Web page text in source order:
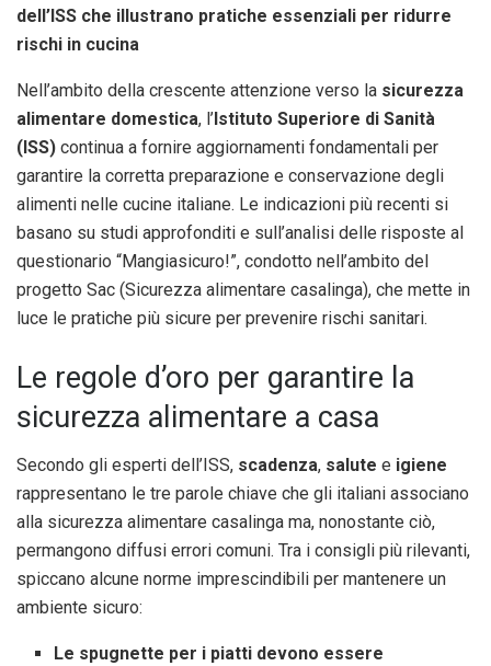
dell’ISS che illustrano pratiche essenziali per ridurre
rischi in cucina
Nell’ambito della crescente attenzione verso la sicurezza
alimentare domestica, l’ Istituto Superiore di Sanità
(ISS) continua a fornire aggiornamenti fondamentali per
garantire la corretta preparazione e conservazione degli
alimenti nelle cucine italiane. Le indicazioni più recenti si
basano su studi approfonditi e sull’analisi delle risposte al
questionario “Mangiasicuro!”, condotto nell’ambito del
progetto Sac (Sicurezza alimentare casalinga), che mette in
luce le pratiche più sicure per prevenire rischi sanitari.
Le regole d’oro per garantire la
sicurezza alimentare a casa
Secondo gli esperti dell’ISS, scadenza, salute e igiene
rappresentano le tre parole chiave che gli italiani associano
alla sicurezza alimentare casalinga ma, nonostante ciò,
permangono diffusi errori comuni. Tra i consigli più rilevanti,
spiccano alcune norme imprescindibili per mantenere un
ambiente sicuro:
Le spugnette per i piatti devono essere